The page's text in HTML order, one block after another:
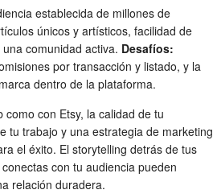
establecida de millones de
únicos y artísticos, facilidad de
comunidad activa. Desafíos:
por transacción y listado, y la
dentro de la plataforma.
con Etsy, la calidad de tu
tu trabajo y una estrategia de marketing
el éxito. El storytelling detrás de tus
con tu audiencia pueden
relación duradera.